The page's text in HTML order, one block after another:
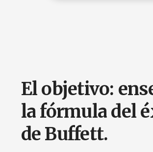
El objetivo:
la fórmula del
de Buffett.